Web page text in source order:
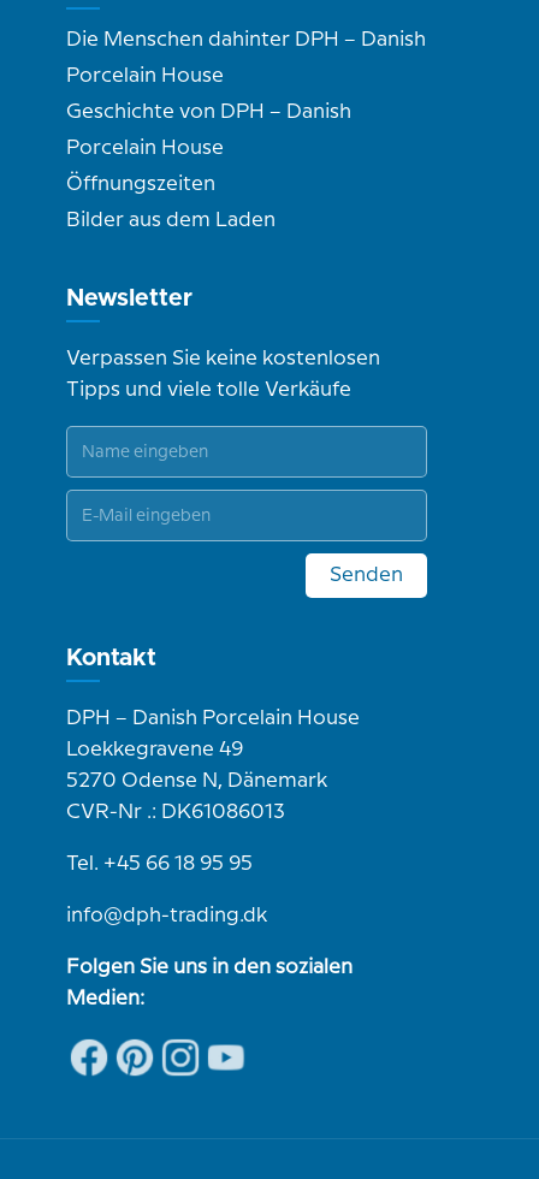
Die Menschen dahinter DPH – Danish
Porcelain House
Geschichte von DPH – Danish
Porcelain House
Öffnungszeiten
Bilder aus dem Laden
Newsletter
Verpassen Sie keine kostenlosen
Tipps und viele tolle Verkäufe
Senden
Kontakt
DPH – Danish Porcelain House
Loekkegravene 49
5270 Odense N, Dänemark
CVR-Nr .: DK61086013
Tel. +45 66 18 95 95
info@dph-trading.dk
Folgen Sie uns in den sozialen
Medien: